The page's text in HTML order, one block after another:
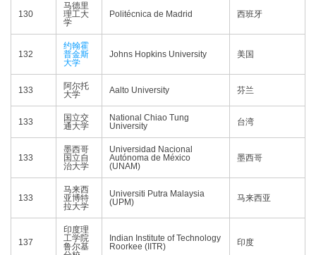
130
马德里
理工大
学
Politécnica de Madrid 西班牙
132
约翰霍
普金斯
大学
Johns Hopkins University 美国
133
阿尔托
大学
Aalto University 芬兰
133
国立交
通大学
National Chiao Tung
University
台湾
133
墨西哥
国立自
治大学
Universidad Nacional
Autónoma de México
(UNAM)
墨西哥
133
马来西
亚博特
拉大学
Universiti Putra Malaysia
(UPM)
马来西亚
137
印度理
工学院
鲁尔基
Indian Institute of Technology
Roorkee (IITR)
印度